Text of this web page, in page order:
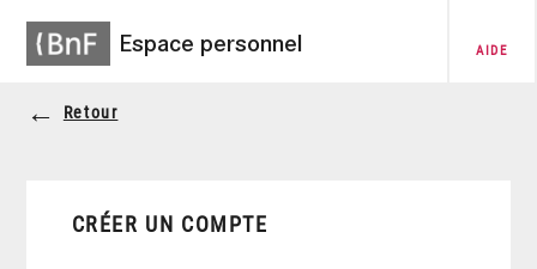
Espace personnel AIDE
Retour
CRÉER UN COMPTE